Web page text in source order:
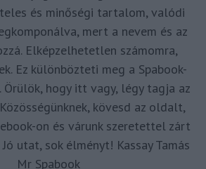
és minőségi tartalom, valódi
mert a nevem és az
Elképzelhetetlen számomra,
Ez különbözteti meg a Spabook-
Örülök, hogy itt vagy, légy tagja az
kövesd az oldalt,
on és várunk szeretettel zárt
utat, sok élményt! Kassay Tamás
Mr Spabook